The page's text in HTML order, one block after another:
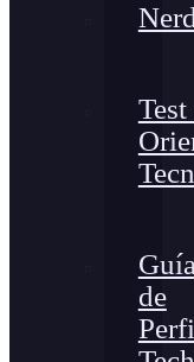
Test
Guía
de